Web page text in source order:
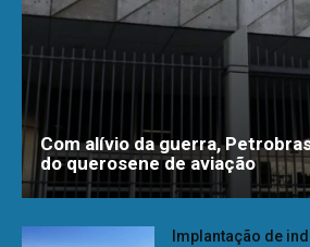
Com alívio da guerra,
do querosene de aviação
Implantação de